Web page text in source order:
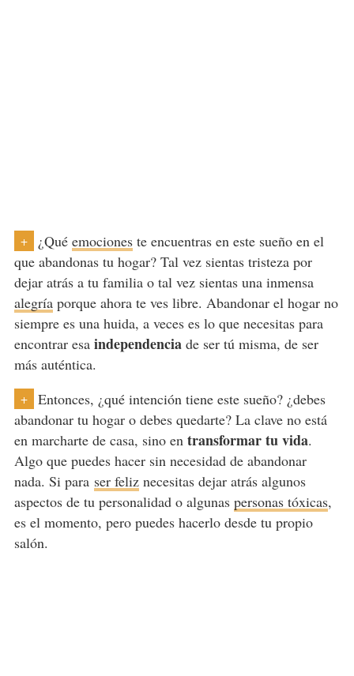
+ ¿Qué emocioneste encuentras en este sueño en el
que abandonas tu hogar? Tal vez sientas tristeza por
dejar atrás a tu familia o tal vez sientas una inmensa
alegríaporque ahora te ves libre. Abandonar el hogar no
siempre es una huida, a veces es lo que necesitas para
encontrar esa independenciade ser tú misma, de ser
más auténtica.
+
Entonces, ¿qué intención tiene este sueño? ¿debes
abandonar tu hogar o debes quedarte? La clave no está
en marcharte de casa, sino en transformar tu vida.
Algo que puedes hacer sin necesidad de abandonar
nada. Si para ser feliznecesitas dejar atrás algunos
aspectos de tu personalidad o algunas personas tóxicas,
es el momento, pero puedes hacerlo desde tu propio
salón.